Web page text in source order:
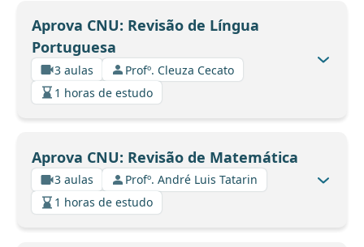
Aprova CNU: Revisão de Língua
Portuguesa
3 aulas
Profº. Cleuza Cecato
1 horas de estudo
Aprova CNU: Revisão de Matemática
3 aulas
Profº. André Luis Tatarin
1 horas de estudo